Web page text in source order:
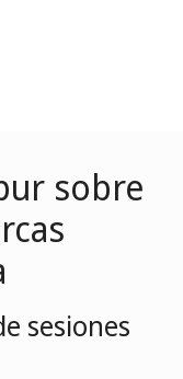
sobre
sesiones